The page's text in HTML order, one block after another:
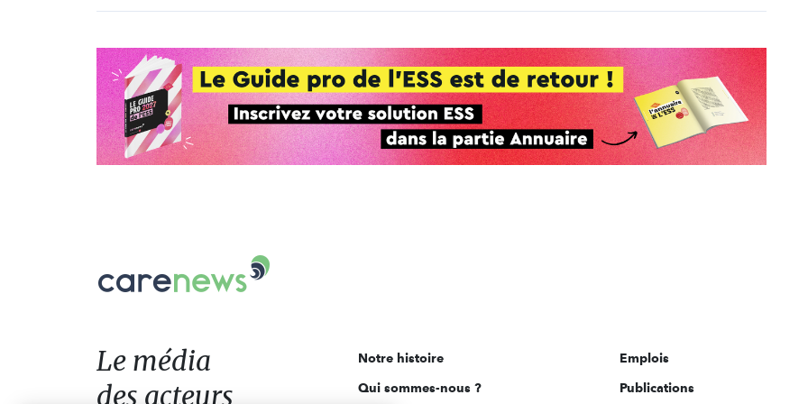
Le
acteurs
de
l'engagement
Le média
des acteurs
Notre histoire
Qui sommes-nous ?
Emplois
Publications